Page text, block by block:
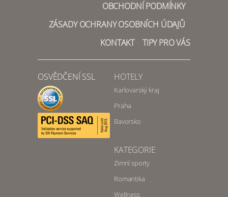
OBCHODNÍ PODMÍNKY
ZÁSADY OCHRANY OSOBNÍCH ÚDAJŮ
KONTAKT
TIPY PRO VÁS
OSVĚDČENÍ SSL HOTELY
Karlovarský kraj
Praha
Bavorsko
KATEGORIE
Zimní sporty
Romantika
Wellness